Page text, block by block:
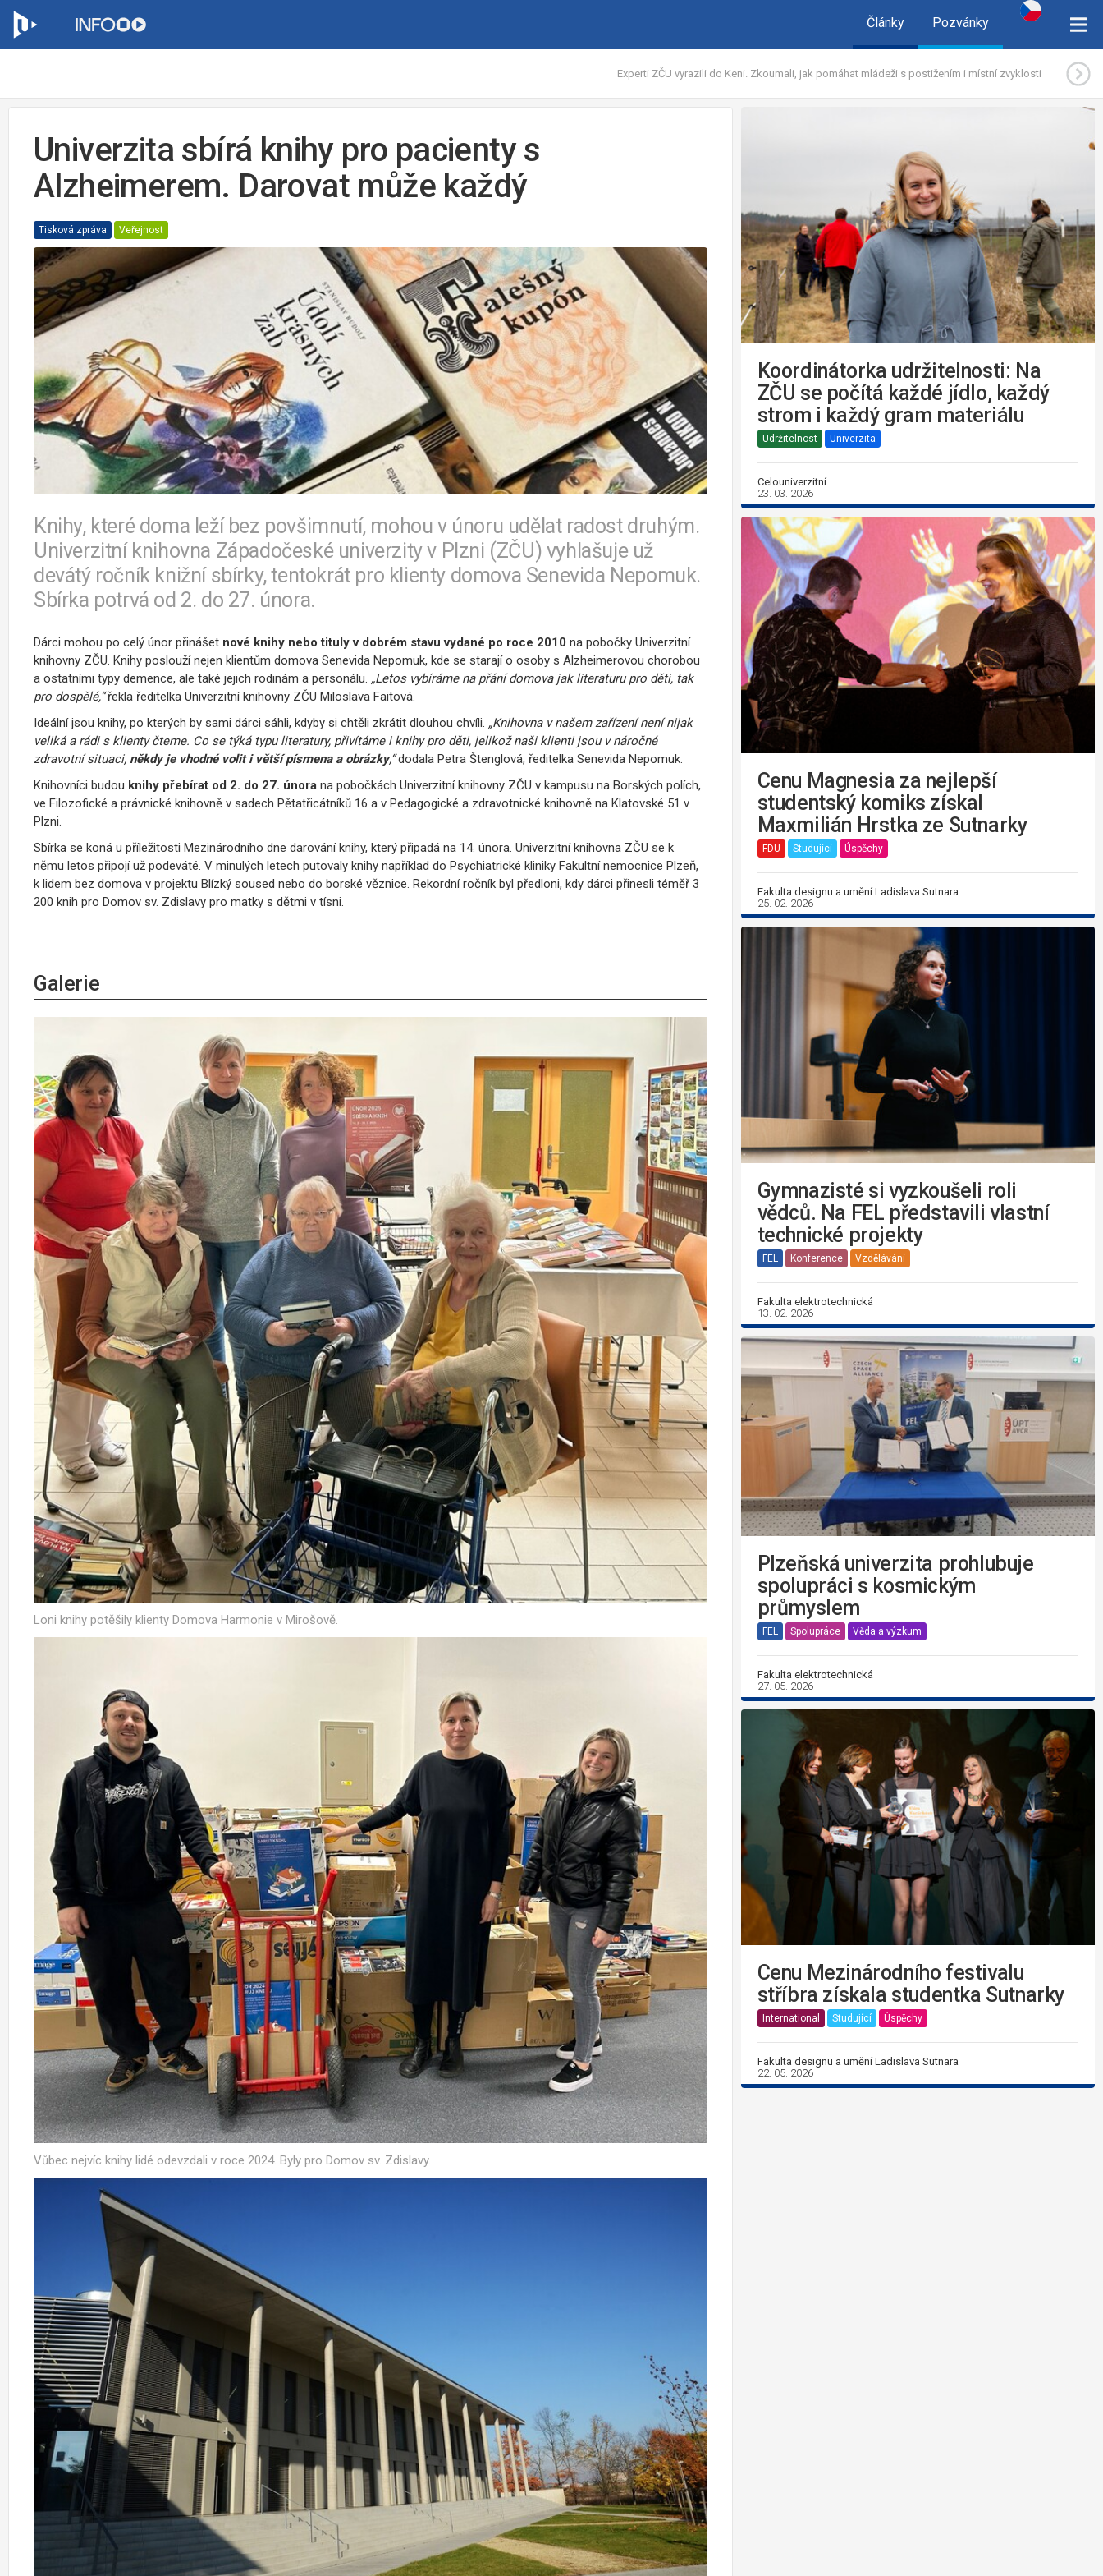
Články Pozvánky
Experti ZČU vyrazili do Keni. Zkoumali, jak pomáhat mládeži s postižením i místní zvyklosti
Univerzita sbírá knihy pro pacienty s
Alzheimerem. Darovat může každý
Tisková zpráva Veřejnost
Knihy, které doma leží bez povšimnutí, mohou v únoru udělat radost druhým.
Univerzitní knihovna Západočeské univerzity v Plzni (ZČU) vyhlašuje už
devátý ročník knižní sbírky, tentokrát pro klienty domova Senevida Nepomuk.
Sbírka potrvá od 2. do 27. února.
Dárci mohou po celý únor přinášet nové knihy nebo tituly v dobrém stavu vydané po roce 2010 na pobočky Univerzitní
knihovny ZČU. Knihy poslouží nejen klientům domova Senevida Nepomuk, kde se starají o osoby s Alzheimerovou chorobou
a ostatními typy demence, ale také jejich rodinám a personálu. „Letos vybíráme na přání domova jak literaturu pro děti, tak
pro dospělé,“řekla ředitelka Univerzitní knihovny ZČU Miloslava Faitová.
Ideální jsou knihy, po kterých by sami dárci sáhli, kdyby si chtěli zkrátit dlouhou chvíli. „Knihovna v našem zařízení není nijak
veliká a rádi s klienty čteme. Co se týká typu literatury, přivítáme i knihy pro děti, jelikož naši klienti jsou v náročné
zdravotní situaci, někdy je vhodné volit i větší písmena a obrázky,“dodala Petra Štenglová, ředitelka Senevida Nepomuk.
Knihovníci budou knihy přebírat od 2. do 27. února na pobočkách Univerzitní knihovny ZČU v kampusu na Borských polích,
ve Filozofické a právnické knihovně v sadech Pětatřicátníků 16 a v Pedagogické a zdravotnické knihovně na Klatovské 51 v
Plzni.
Sbírka se koná u příležitosti Mezinárodního dne darování knihy, který připadá na 14. února. Univerzitní knihovna ZČU se k
němu letos připojí už podeváté. V minulých letech putovaly knihy například do Psychiatrické kliniky Fakultní nemocnice Plzeň,
k lidem bez domova v projektu Blízký soused nebo do borské věznice. Rekordní ročník byl předloni, kdy dárci přinesli téměř 3
200 knih pro Domov sv. Zdislavy pro matky s dětmi v tísni.
Galerie
Loni knihy potěšily klienty Domova Harmonie v Mirošově.
Vůbec nejvíc knihy lidé odevzdali v roce 2024. Byly pro Domov sv. Zdislavy.
Koordinátorka udržitelnosti: Na
ZČU se počítá každé jídlo, každý
strom i každý gram materiálu
Udržitelnost Univerzita
Celouniverzitní
23. 03. 2026
Cenu Magnesia za nejlepší
studentský komiks získal
Maxmilián Hrstka ze Sutnarky
FDU Studující Úspěchy
Fakulta designu a umění Ladislava Sutnara
25. 02. 2026
Gymnazisté si vyzkoušeli roli
vědců. Na FEL představili vlastní
technické projekty
FEL Konference Vzdělávání
Fakulta elektrotechnická
13. 02. 2026
Plzeňská univerzita prohlubuje
spolupráci s kosmickým
průmyslem
FEL Spolupráce Věda a výzkum
Fakulta elektrotechnická
27. 05. 2026
Cenu Mezinárodního festivalu
stříbra získala studentka Sutnarky
International Studující Úspěchy
Fakulta designu a umění Ladislava Sutnara
22. 05. 2026